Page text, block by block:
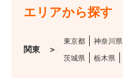
エリアから探す
関東 ＞
東京都 神奈川県
茨城県
栃木県